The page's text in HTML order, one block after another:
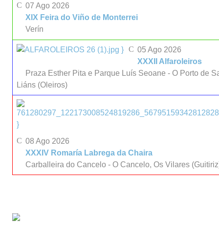
07 Ago 2026
XIX Feira do Viño de Monterrei
Verín
}
05 Ago 2026
XXXII Alfaroleiros
Praza Esther Pita e Parque Luís Seoane - O Porto de
Liáns (Oleiros)
}
08 Ago 2026
XXXIV Romaría Labrega da Chaira
Carballeira do Cancelo - O Cancelo, Os Vilares